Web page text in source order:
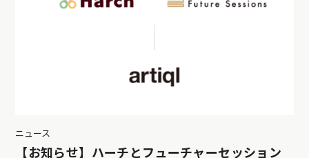
ニュース
【お知らせ】ハーチとフューチャーセッション